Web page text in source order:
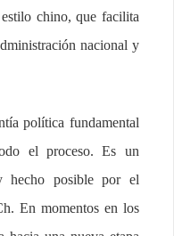
chino, que facilita
nacional y
política fundamental
el proceso. Es un
hecho posible por el
En momentos en los